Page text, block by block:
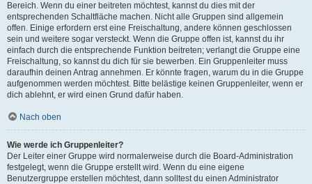
Bereich. Wenn du einer beitreten möchtest, kannst du dies mit der
entsprechenden Schaltfläche machen. Nicht alle Gruppen sind allgemein
offen. Einige erfordern erst eine Freischaltung, andere können geschlossen
sein und weitere sogar versteckt. Wenn die Gruppe offen ist, kannst du ihr
einfach durch die entsprechende Funktion beitreten; verlangt die Gruppe eine
Freischaltung, so kannst du dich für sie bewerben. Ein Gruppenleiter muss
daraufhin deinen Antrag annehmen. Er könnte fragen, warum du in die Gruppe
aufgenommen werden möchtest. Bitte belästige keinen Gruppenleiter, wenn er
dich ablehnt, er wird einen Grund dafür haben.
Nach oben
Wie werde ich Gruppenleiter?
Der Leiter einer Gruppe wird normalerweise durch die Board-Administration
festgelegt, wenn die Gruppe erstellt wird. Wenn du eine eigene
Benutzergruppe erstellen möchtest, dann solltest du einen Administrator